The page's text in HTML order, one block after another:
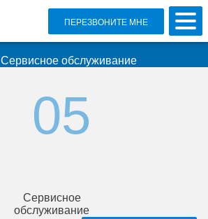
ПЕРЕЗВОНИТЕ МНЕ
Сервисное обслуживание
Сервисное
обслуживание